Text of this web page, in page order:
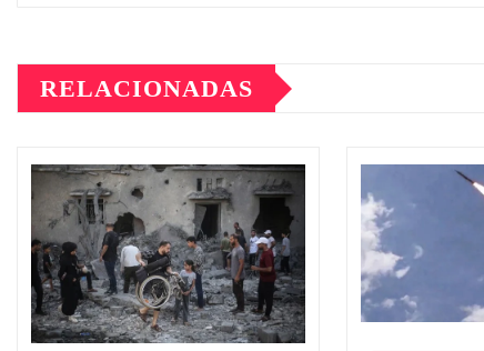
RELACIONADAS